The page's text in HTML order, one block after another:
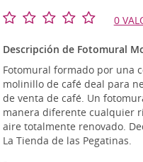
Vintage - Retro
OUTLET
0
Descripción de Fotomural
Fotomural formado por una
molinillo de café deal para
de venta de café. Un
manera diferente cualquier
aire totalmente renovado.
La Tienda de las Pegatinas.